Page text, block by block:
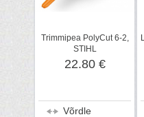
Trimmipea PolyCut 6-2,
STIHL
22.80 €
Võrdle